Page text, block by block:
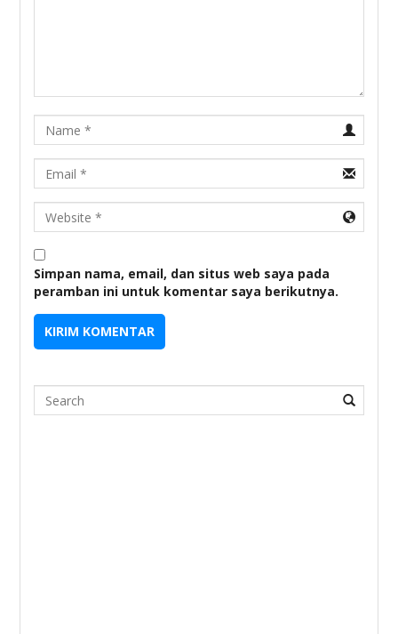
Name
Email
URL
Simpan nama, email, dan situs web saya pada
peramban ini untuk komentar saya berikutnya.
Search